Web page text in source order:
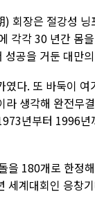
회장은 절강성
각각 30 년간 몸
공을 거둔 대만
다. 또 바둑이 여
라 생각해 완전무
년부터 1996년
을 180개로 한정
세계대회인 응창